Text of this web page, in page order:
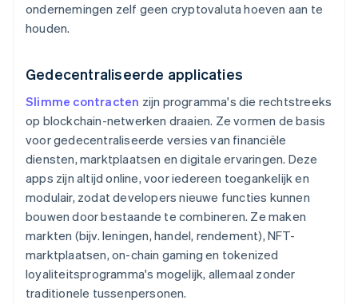
ondernemingen zelf geen cryptovaluta hoeven aan te
houden.
Gedecentraliseerde applicaties
Slimme contracten zijn programma's die rechtstreeks
op blockchain-netwerken draaien. Ze vormen de basis
voor gedecentraliseerde versies van financiële
diensten, marktplaatsen en digitale ervaringen. Deze
apps zijn altijd online, voor iedereen toegankelijk en
modulair, zodat developers nieuwe functies kunnen
bouwen door bestaande te combineren. Ze maken
markten (bijv. leningen, handel, rendement), NFT-
marktplaatsen, on-chain gaming en tokenized
loyaliteitsprogramma's mogelijk, allemaal zonder
traditionele tussenpersonen.